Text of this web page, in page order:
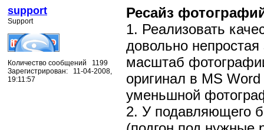
support
Support
Количество сообщений 1199
Зарегистрирован: 11-04-2008,
19:11:57
Ресайз
1. Реализовать
довольно
масштаб
оригинал в MS
уменьшной
2. У подавляющего